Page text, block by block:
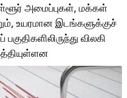
அமைப்புகள், மக்கள்
உயரமான இடங்களுக்குச்
விலகி